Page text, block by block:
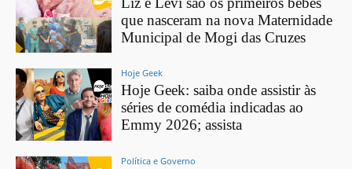
que nasceram na nova Maternidade
Municipal de Mogi das Cruzes
Hoje Geek
Hoje Geek: saiba onde assistir às
séries de comédia indicadas ao
Emmy 2026; assista
Política e Governo